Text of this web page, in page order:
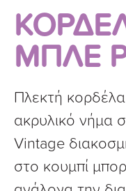
ΜΠΛΕ
Πλεκτή
ακρυλικό νήμα
Vintage
στο κουμπί